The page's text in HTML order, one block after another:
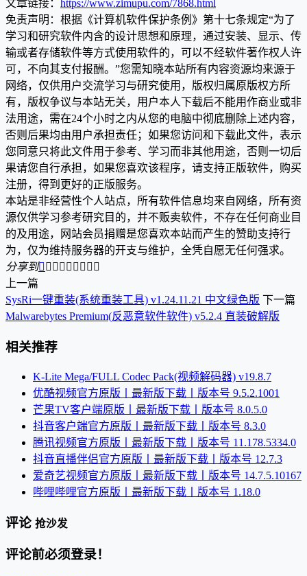
文章链接：
https://www.zimupu.com/7868.html
免责声明：根据《计算机软件保护条例》第十七条规定“为了
学习和研究软件内含的设计思想和原理，通过安装、显示、传
输或者存储软件等方式使用软件的，可以不经软件著作权人许
可，不向其支付报酬。”您需知晓本站所有内容资源均来源于
网络，仅供用户交流学习与研究使用，版权归属原版权方所
有，版权争议与本站无关，用户本人下载后不能用作商业或非
法用途，需在24个小时之内从您的电脑中彻底删除上述内容，
否则后果均由用户承担责任；如果您访问和下载此文件，表示
您同意只将此文件用于参考、学习而非其他用途，否则一切后
果请您自行承担，如果您喜欢该程序，请支持正版软件，购买
注册，得到更好的正版服务。
本站是非经营性个人站点，所有软件信息均来自网络，所有资
源仅供学习参考研究目的，并不贩卖软件，不存在任何商业目
的及用途，网站会员捐赠是您喜欢本站而产生的赞助支持行
为，仅为维持服务器的开支与维护，全凭自愿无任何强求。
分享到        
上一篇
SysRi一键重装(系统重装工具) v1.24.11.21 中文绿色版 下一篇
Malwarebytes Premium(反恶意软件软件) v5.2.4 直装破解版
相关推荐
K-Lite Mega/FULL Codec Pack(视频解码器) v19.8.7
优酷视频官方原版丨最新版下载丨版本号 9.5.2.1001
芒果TV客户端原版丨最新版下载丨版本号 8.0.5.0
抖音客户端官方原版丨最新版下载丨版本号 8.3.0
腾讯视频官方原版丨最新版下载丨版本号 11.178.5334.0
抖音直播伴侣官方原版丨最新版下载丨版本号 12.7.3
爱奇艺视频官方原版丨最新版下载丨版本号 14.7.5.10167
哔哩哔哩官方原版丨最新版下载丨版本号 1.18.0
评论 抢沙发
评论前必须登录！